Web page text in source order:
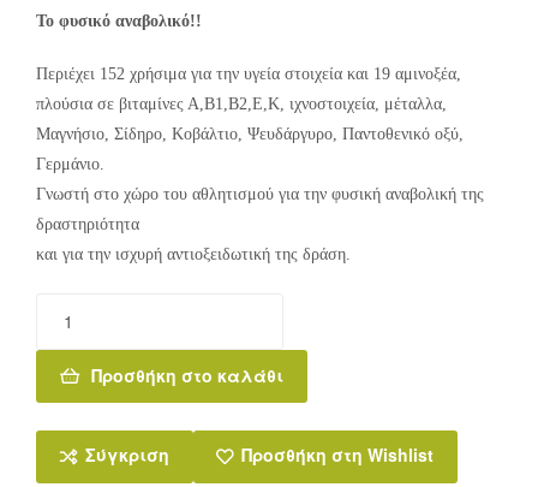
Το φυσικό αναβολικό!!
Περιέχει 152 χρήσιμα για την υγεία στοιχεία και 19 αμινοξέα,
πλούσια σε βιταμίνες Α,Β1,Β2,Ε,Κ, ιχνοστοιχεία, μέταλλα,
Μαγνήσιο, Σίδηρο, Κοβάλτιο, Ψευδάργυρο, Παντοθενικό οξύ,
Γερμάνιο.
Γνωστή στο χώρο του αθλητισμού για την φυσική αναβολική της
δραστηριότητα
και για την ισχυρή αντιοξειδωτική της δράση.
Προσθήκη στο καλάθι
Σύγκριση Προσθήκη στη Wishlist